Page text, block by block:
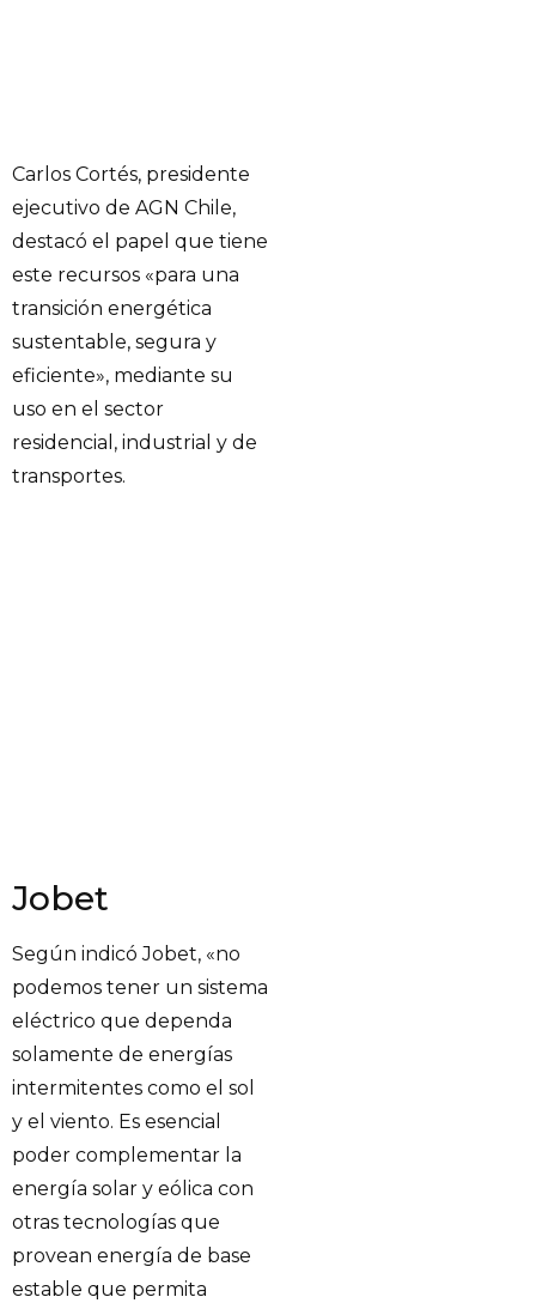
Carlos Cortés, presidente
ejecutivo de AGN Chile,
destacó el papel que tiene
este recursos «para una
transición energética
sustentable, segura y
eficiente», mediante su
uso en el sector
residencial, industrial y de
transportes.
Jobet
Según indicó Jobet, «no
podemos tener un sistema
eléctrico que dependa
solamente de energías
intermitentes como el sol
y el viento. Es esencial
poder complementar la
energía solar y eólica con
otras tecnologías que
provean energía de base
estable que permita